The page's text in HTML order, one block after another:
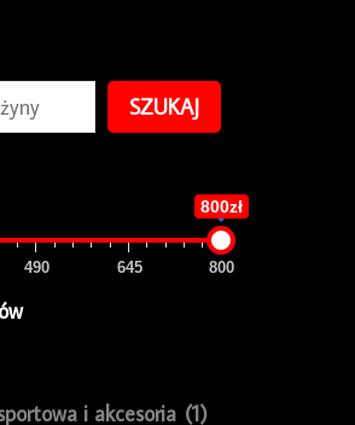
SZUKAJ
800zł
490 645 800
i akcesoria (1)